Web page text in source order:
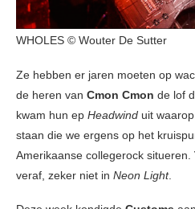
WHOLES © Wouter De Sutter
Ze hebben er jaren moeten op
de heren van Cmon Cmon de lof
kwam hun ep Headwind uit
staan die we ergens op het
Amerikaanse collegerock situeren.
veraf, zeker niet in Neon Light.